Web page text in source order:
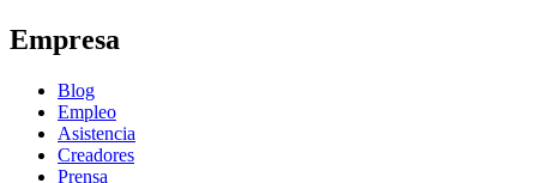
Empresa
Blog
Empleo
Asistencia
Creadores
Prensa